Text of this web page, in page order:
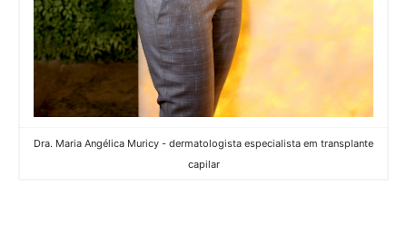
Dra. Maria Angélica Muricy - dermatologista especialista em transplante
capilar